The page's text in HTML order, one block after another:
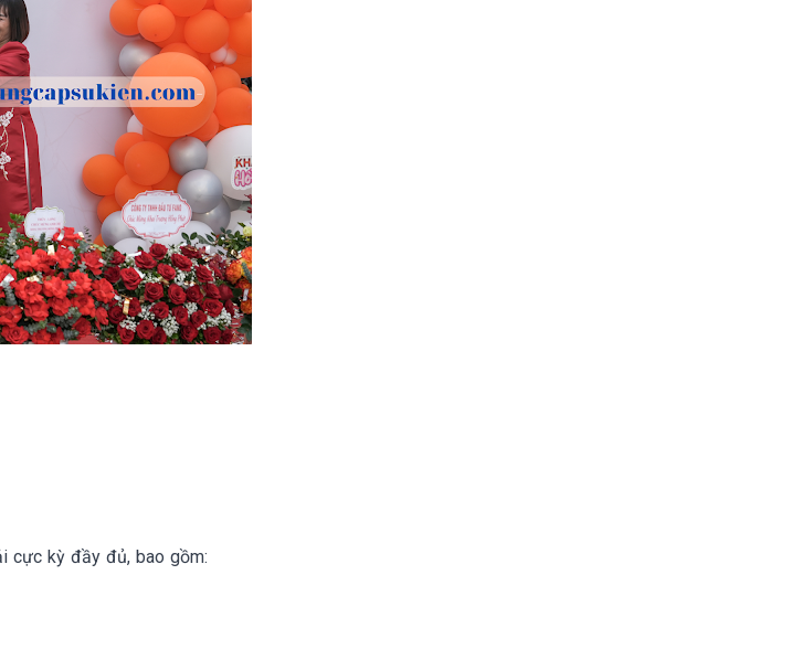
cực kỳ đầy đủ, bao gồm: